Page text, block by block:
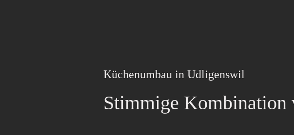
Küchenumbau in Udligenswil
Stimmige Kombination